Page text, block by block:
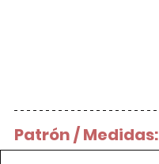
Patrón / Medidas: